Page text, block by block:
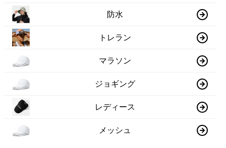
防水
トレラン
マラソン
ジョギング
レディース
メッシュ